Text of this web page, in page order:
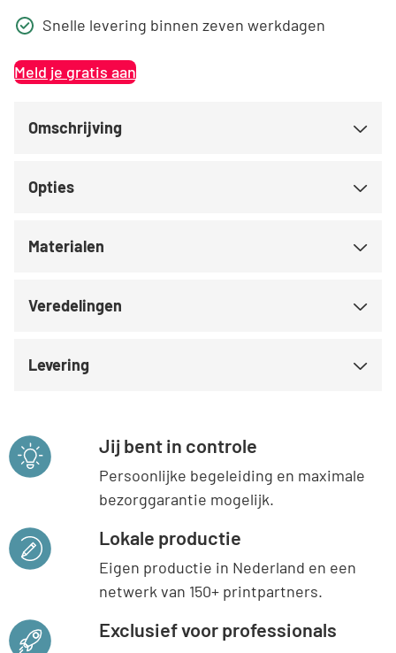
Snelle levering binnen zeven werkdagen
Meld je gratis aan
Omschrijving
Opties
Materialen
Veredelingen
Levering
Jij bent in controle
Persoonlijke begeleiding en maximale
bezorggarantie mogelijk.
Lokale productie
Eigen productie in Nederland en een
netwerk van 150+ printpartners.
Exclusief voor professionals